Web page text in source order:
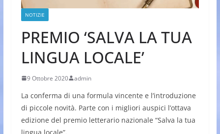
NOTIZIE
PREMIO ‘SALVA LA TUA
LINGUA LOCALE’
9 Ottobre 2020 admin
La conferma di una formula vincente e l’introduzione
di piccole novità. Parte con i migliori auspici l’ottava
edizione del premio letterario nazionale “Salva la tua